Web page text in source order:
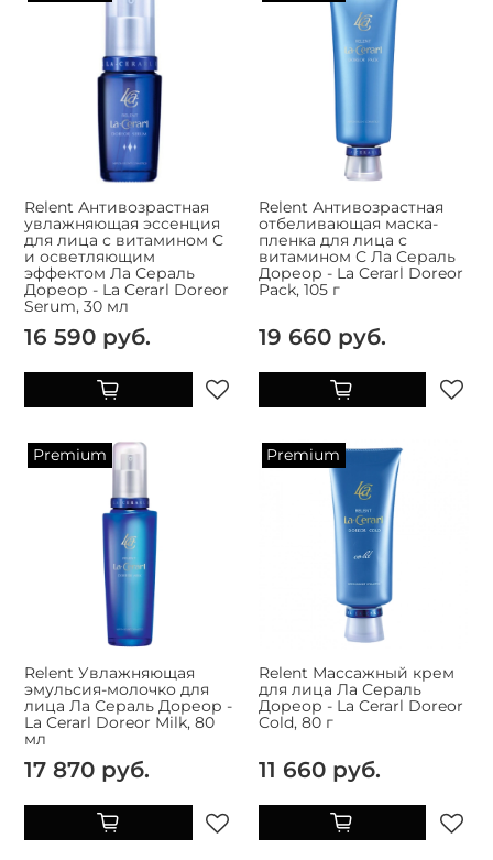
Relent Антивозрастная
увлажняющая эссенция
для лица с витамином С
и осветляющим
эффектом Ла Сераль
Дореор - La Cerarl Doreor
Serum, 30 мл
16 590 руб.
Relent Антивозрастная
отбеливающая маска-
пленка для лица с
витамином С Ла Сераль
Дореор - La Cerarl Doreor
Pack, 105 г
19 660 руб.
Premium
Relent Увлажняющая
эмульсия-молочко для
лица Ла Сераль Дореор -
La Cerarl Doreor Milk, 80
мл
17 870 руб.
Premium
Relent Массажный крем
для лица Ла Сераль
Дореор - La Cerarl Doreor
Cold, 80 г
11 660 руб.